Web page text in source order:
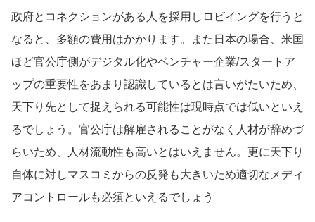
政府とコネクションがある人を採用しロビイングを行うと
なると、多額の費用はかかります。また日本の場合、米国
ほど官公庁側がデジタル化やベンチャー企業/スタートア
ップの重要性をあまり認識しているとは言いがたいため、
天下り先として捉えられる可能性は現時点では低いといえ
るでしょう。官公庁は解雇されることがなく人材が辞めづ
らいため、人材流動性も高いとはいえません。更に天下り
自体に対しマスコミからの反発も大きいため適切なメディ
アコントロールも必須といえるでしょう